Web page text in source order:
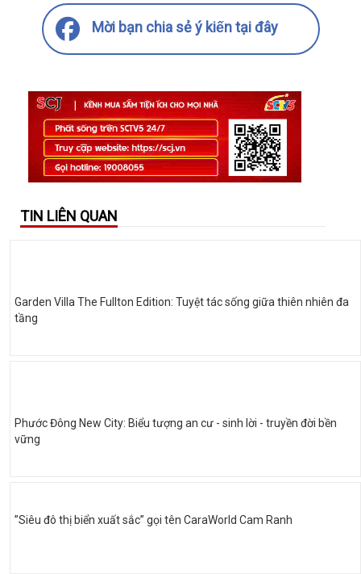
Mời bạn chia sẻ ý kiến tại đây
TIN LIÊN QUAN
Garden Villa The Fullton Edition: Tuyệt tác sống giữa thiên nhiên đa
tầng
Phước Đông New City: Biểu tượng an cư - sinh lời - truyền đời bền
vững
”Siêu đô thị biển xuất sắc” gọi tên CaraWorld Cam Ranh